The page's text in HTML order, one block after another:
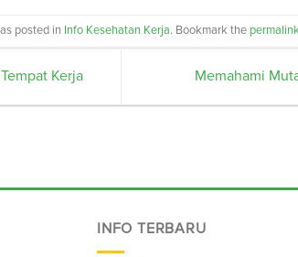
posted in Info Kesehatan Kerja. Bookmark the permalink
Kerja Memahami
INFO TERBARU